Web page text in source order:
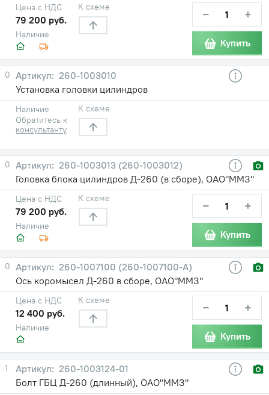
Наличие
Цена с НДС
79 200 руб.
К схеме − +
Купить
0
260-1003010
Установка головки цилиндров
Наличие
Обратитесь к
консультанту
К схеме
0
260-1003013 (260-1003012)
Головка блока цилиндров Д-260 (в сборе), ОАО"ММЗ"
Наличие
Цена с НДС
79 200 руб.
К схеме − +
Купить
0
260-1007100 (260-1007100-А)
Ось коромысел Д-260 в сборе, ОАО"ММЗ"
Наличие
Цена с НДС
12 400 руб.
К схеме − +
Купить
1
260-1003124-01
Болт ГБЦ Д-260 (длинный), ОАО"ММЗ"